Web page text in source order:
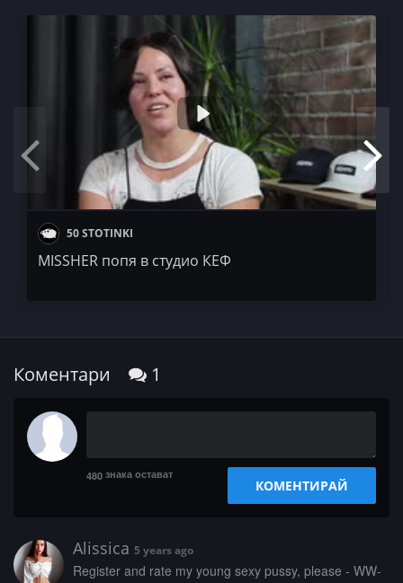
50 STOTINKI
MISSHER попя в студио КЕФ
Коментари 1
480 знака остават
КОМЕНТИРАЙ
Alissica 5 years ago
­­­R­e­g­­­i­s­­­t­­­e­­­r­­­ ­­­a­­n­d­ ­r­­­a­­t­e­­ ­­­m­­­y­­ ­­y­­­o­­u­­­n­­­g­­­ ­­s­­­e­x­y­ ­­p­u­­s­­­s­­­y­­­,­­ ­­p­l­e­­a­­s­­­e­­­ ­­­-­ ­W­­W­­